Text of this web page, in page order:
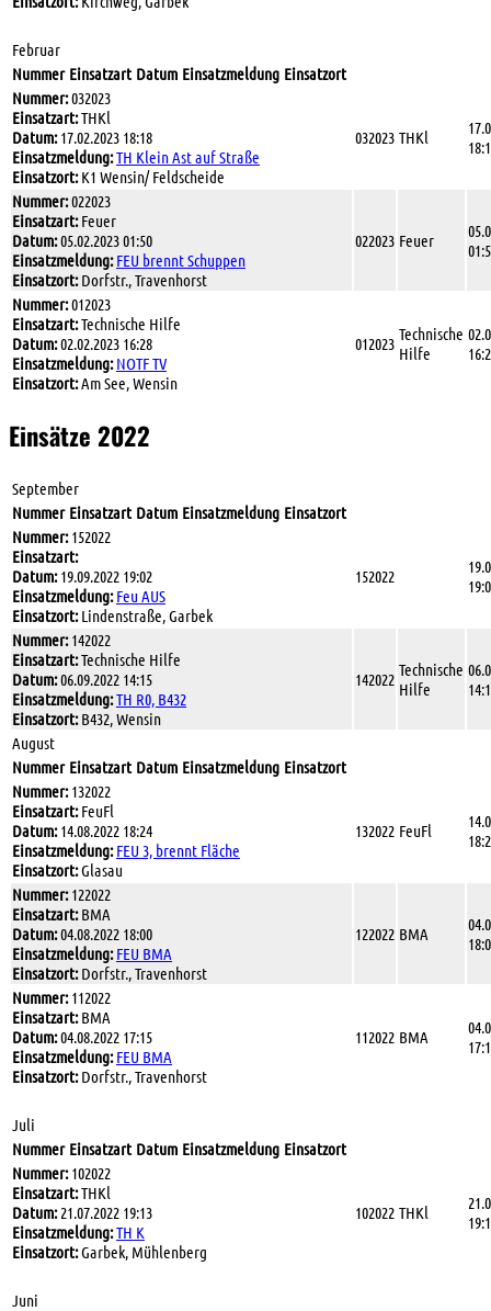
Februar
Nummer Einsatzart Datum Einsatzmeldung Einsatzort
Nummer:032023
Einsatzart:THKl
Datum:17.02.2023 18:18
Einsatzmeldung:TH Klein Ast auf Straße
Einsatzort:K1 Wensin/ Feldscheide
032023 THKl
Nummer:022023
Einsatzart:Feuer
Datum:05.02.2023 01:50
Einsatzmeldung: FEU brennt Schuppen
Einsatzort:Dorfstr., Travenhorst
022023 Feuer
Nummer:012023
Einsatzart:Technische Hilfe
Datum:02.02.2023 16:28
Einsatzmeldung: NOTF TV
Einsatzort:Am See, Wensin
012023 Technische
Hilfe
Einsätze 2022
September
Nummer Einsatzart Datum Einsatzmeldung Einsatzort
Nummer:152022
Einsatzart:
Datum:19.09.2022 19:02
Einsatzmeldung: Feu AUS
Einsatzort:Lindenstraße, Garbek
152022
Nummer:142022
Einsatzart:Technische Hilfe
Datum:06.09.2022 14:15
Einsatzmeldung:TH R0, B432
Einsatzort:B432, Wensin
142022 Technische
Hilfe
August
Nummer Einsatzart Datum Einsatzmeldung Einsatzort
Nummer:132022
Einsatzart:FeuFl
Datum:14.08.2022 18:24
Einsatzmeldung: FEU 3, brennt Fläche
Einsatzort:Glasau
132022 FeuFl
Nummer:122022
Einsatzart:BMA
Datum:04.08.2022 18:00
Einsatzmeldung: FEU BMA
Einsatzort:Dorfstr., Travenhorst
122022 BMA
Nummer:112022
Einsatzart:BMA
Datum:04.08.2022 17:15
Einsatzmeldung: FEU BMA
Einsatzort:Dorfstr., Travenhorst
112022 BMA
Juli
Nummer Einsatzart Datum Einsatzmeldung Einsatzort
Nummer:102022
Einsatzart:THKl
Datum:21.07.2022 19:13
Einsatzmeldung:TH K
Einsatzort:Garbek, Mühlenberg
102022 THKl
Juni